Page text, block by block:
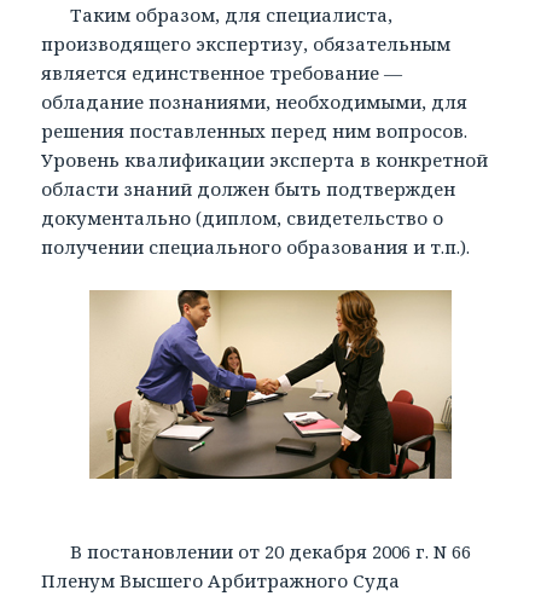
Таким образом, для специалиста,
производящего экспертизу, обязательным
является единственное требование —
обладание познаниями, необходимыми, для
решения поставленных перед ним вопросов.
Уровень квалификации эксперта в конкретной
области знаний должен быть подтвержден
документально (диплом, свидетельство о
получении специального образования и т.п.).
В постановлении от 20 декабря 2006 г. N 66
Пленум Высшего Арбитражного Суда